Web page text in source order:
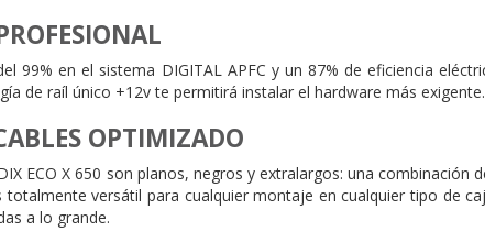
99% en el sistema DIGITAL APFC y un 87% de eficiencia
de raíl único +12v te permitirá instalar el hardware más exigente.
OPTIMIZADO
ECO X 650 son planos, negros y extralargos: una
totalmente versátil para cualquier montaje en cualquier tipo de
a lo grande.